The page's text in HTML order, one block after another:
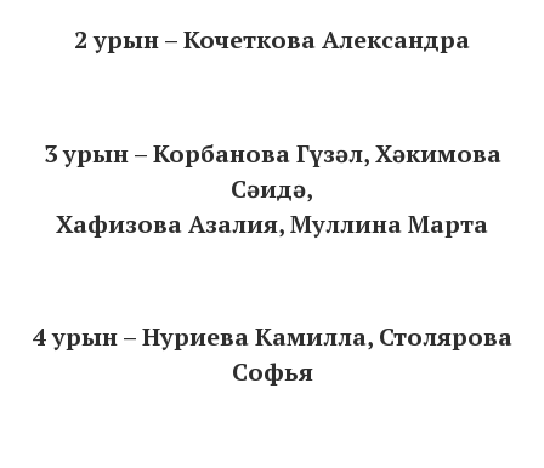
2 урын – Кочеткова Александра
3 урын – Корбанова Гүзәл, Хәкимова
Сәидә,
Хафизова Азалия, Муллина Марта
4 урын – Нуриева Камилла, Столярова
Софья